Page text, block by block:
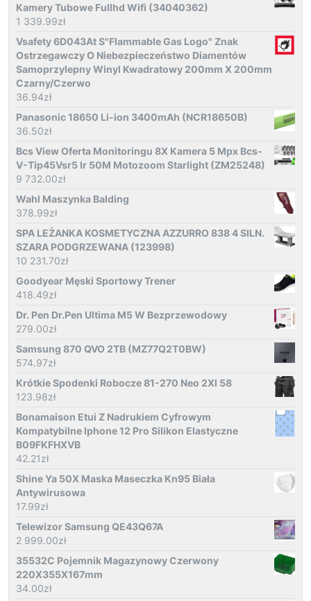
Kamery Tubowe Fullhd Wifi (34040362)
1 339.99zł
Vsafety 6D043At S"Flammable Gas Logo" Znak
Ostrzegawczy O Niebezpieczeństwo Diamentów
Samoprzylepny Winyl Kwadratowy 200mm X 200mm
Czarny/Czerwo
36.94zł
Panasonic 18650 Li-ion 3400mAh (NCR18650B)
36.50zł
Bcs View Oferta Monitoringu 8X Kamera 5 Mpx Bcs-
V-Tip45Vsr5 Ir 50M Motozoom Starlight (ZM25248)
9 732.00zł
Wahl Maszynka Balding
378.99zł
SPA LEŻANKA KOSMETYCZNA AZZURRO 838 4 SILN.
SZARA PODGRZEWANA (123998)
10 231.70zł
Goodyear Męski Sportowy Trener
418.49zł
Dr. Pen Dr.Pen Ultima M5 W Bezprzewodowy
279.00zł
Samsung 870 QVO 2TB (MZ77Q2T0BW)
574.97zł
Krótkie Spodenki Robocze 81-270 Neo 2Xl 58
123.98zł
Bonamaison Etui Z Nadrukiem Cyfrowym
Kompatybilne Iphone 12 Pro Silikon Elastyczne
B09FKFHXVB
42.21zł
Shine Ya 50X Maska Maseczka Kn95 Biała
Antywirusowa
17.99zł
Telewizor Samsung QE43Q67A
2 999.00zł
35532C Pojemnik Magazynowy Czerwony
220X355X167mm
34.00zł